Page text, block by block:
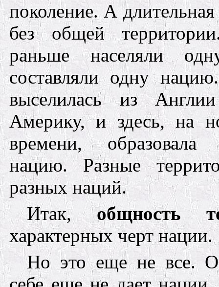
поколение. А
без общей
раньше населяли
составляли одну
выселилась из
Америку, и здесь, на
времени, образовала
нацию. Разные
разных наций.
Итак,общность
характерных черт нации.
Но это еще не все.